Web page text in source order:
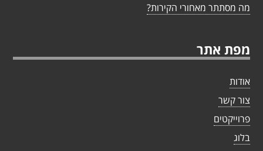
מה מסתתר מאחורי הקירות?
מפת אתר
אודות
צור קשר
פרוייקטים
בלוג